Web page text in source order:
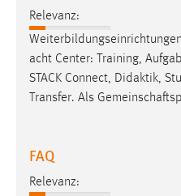
Relevanz:
acht Center: Training,
STACK Connect, Didaktik,
Transfer. Als
FAQ
Relevanz: